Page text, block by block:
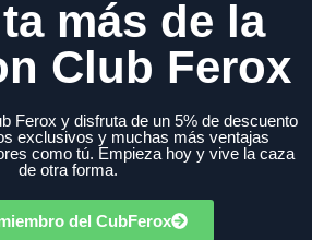
más de la
Club Ferox
Ferox y disfruta de un 5% de descuento
exclusivos y muchas más ventajas
como tú. Empieza hoy y vive la caza
de otra forma.
del CubFerox